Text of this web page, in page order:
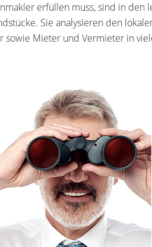
erfüllen muss, sind in den
Sie analysieren den
Mieter und Vermieter in